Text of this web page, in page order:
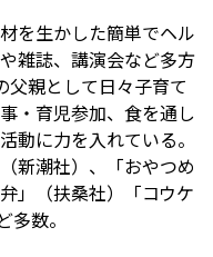
を生かした簡単でヘル
雑誌、講演会など多方
父親として日々子育て
・育児参加、食を通し
動に力を入れている。
新潮社）、「おやつめ
」（扶桑社）「コウケ
数。